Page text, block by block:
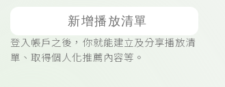
新增播放清單
登入帳戶之後，你就能建立及分享播放清
單、取得個人化推薦內容等。